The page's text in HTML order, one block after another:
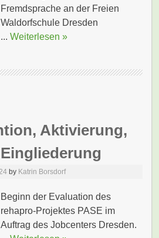
Fremdsprache an der Freien
Waldorfschule Dresden
...Weiterlesen »
Aktivierung,
by Katrin Borsdorf
Beginn der Evaluation des
rehapro-Projektes PASE im
Auftrag des Jobcenters Dresden.